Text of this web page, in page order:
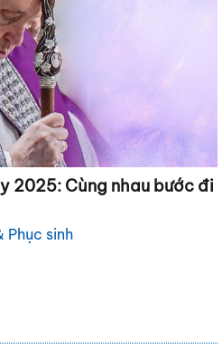
2025: Cùng nhau bước đi
Phục sinh